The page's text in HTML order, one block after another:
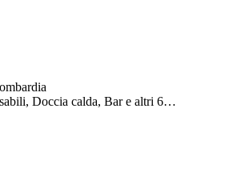
Doccia calda, Bare altri 6…